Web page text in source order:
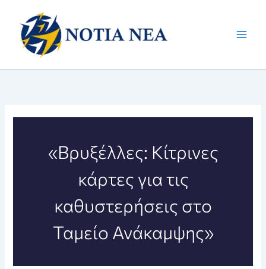
περιεχόμενο
«Βρυξέλλες: Κίτρινες
κάρτες για τις
καθυστερήσεις στο
Ταμείο Ανάκαμψης»